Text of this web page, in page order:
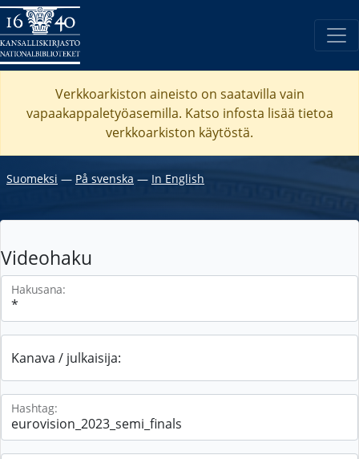
Verkkoarkiston aineisto on saatavilla vain
vapaakappaletyöasemilla. Katso infosta lisää tietoa
verkkoarkiston käytöstä.
Suomeksi ― På svenska ― In English
Videohaku
Hakusana:
Kanava / julkaisija:
Hashtag: